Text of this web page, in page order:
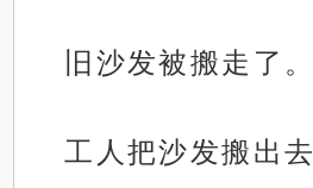
旧沙发被搬走了。
工人把沙发搬出